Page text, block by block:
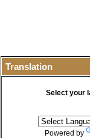
Translation
Select your
Powered by